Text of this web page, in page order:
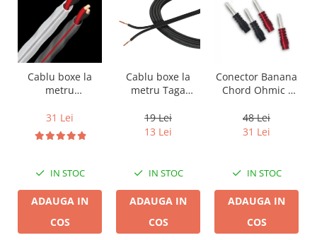
Cablu boxe la
metru
DB 16/2,
conductor cupru
LGC
31 Lei
IN STOC
ADAUGA IN
COS
Cablu boxe la
metru Taga
14B, 2 x 2mm
19 Lei
13 Lei
IN STOC
ADAUGA IN
COS
Conector Banana
Chord Ohmic -
48 Lei
31 Lei
IN STOC
ADAUGA IN
COS